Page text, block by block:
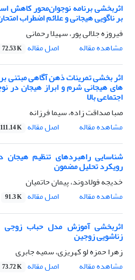
اثربخشی برنامه نوجوان‌محور کاهش
بر ناگویی هیجانی و علائم اضطراب
فیروزه جلالی پور، سهیلا رحمانی
مشاهده مقاله
اصل مقاله 72.53 K
اثر بخشی تمرینات ذهن آگاهی مبتنی
های هیجانی شرم و ابراز هیجان در
اجتماعی بالا
صبا صداقت زاده، سیما فرزانه
مشاهده مقاله
اصل مقاله 111.14 K
رویکرد تحلیل مضمون
خدیجه فولادوند، پیمان حاتمیان
مشاهده مقاله
اصل مقاله 91.3 K
اثربخشی آموزش مدل حباب زوجی
زناشویی زوجین
زهرا حمزه لو کهریزی، سمیه جابری
مشاهده مقاله
اصل مقاله 73.72 K